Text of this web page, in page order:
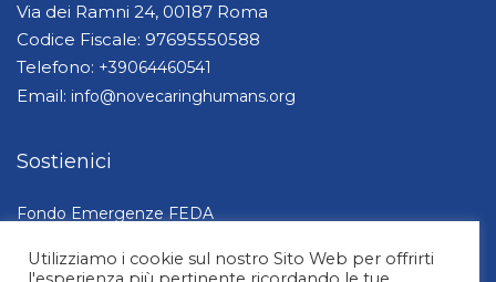
Via dei Ramni 24, 00187 Roma
Codice Fiscale: 97695550588
Telefono: +39064460541
Email: info@novecaringhumans.org
Sostienici
Fondo Emergenze FEDA
5×1000
Utilizziamo i cookie sul nostro Sito Web per offrirti